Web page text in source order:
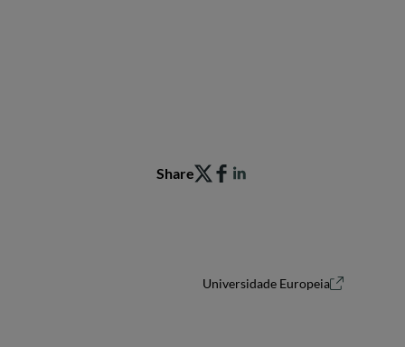
Share
Universidade Europeia